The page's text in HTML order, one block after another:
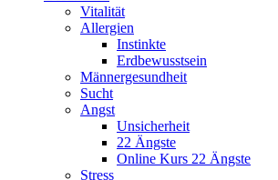
Vitalität
Allergien
Instinkte
Erdbewusstsein
Männergesundheit
Sucht
Angst
Unsicherheit
22 Ängste
Online Kurs 22 Ängste
Stress